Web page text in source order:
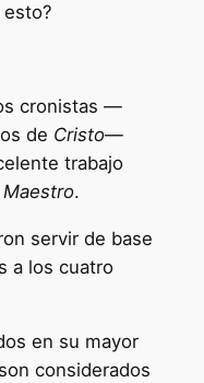
cronistas —
de Cristo—
trabajo
Maestro.
servir de base
a los cuatro
en su mayor
considerados